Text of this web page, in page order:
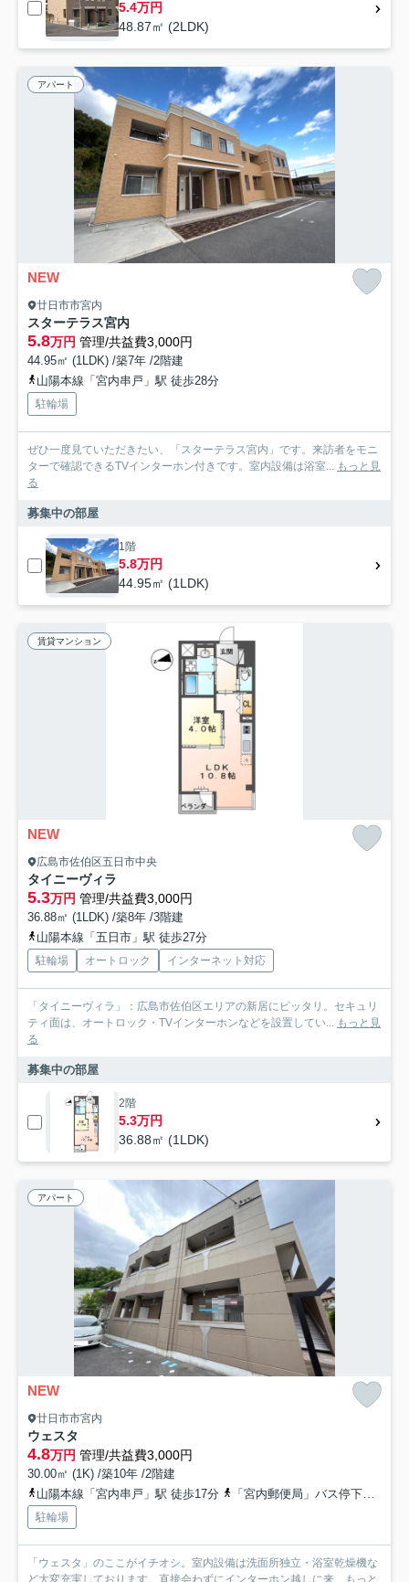
5.4万円
48.87㎡ (2LDK)
アパート
NEW
廿日市市宮内
スターテラス宮内
5.8万円 管理/共益費3,000円
44.95㎡ (1LDK) /築7年 /2階建
山陽本線「宮内串戸」駅 徒歩28分
駐輪場
ぜひ一度見ていただきたい、「スターテラス宮内」です。来訪者をモニ
ターで確認できるTVインターホン付きです。室内設備は浴室... もっと見
る
募集中の部屋
1階
5.8万円
44.95㎡ (1LDK)
賃貸マンション
NEW
広島市佐伯区五日市中央
タイニーヴィラ
5.3万円 管理/共益費3,000円
36.88㎡ (1LDK) /築8年 /3階建
山陽本線「五日市」駅 徒歩27分
駐輪場 オートロック インターネット対応
「タイニーヴィラ」：広島市佐伯区エリアの新居にピッタリ。セキュリ
ティ面は、オートロック・TVインターホンなどを設置してい... もっと見
る
募集中の部屋
2階
5.3万円
36.88㎡ (1LDK)
アパート
NEW
廿日市市宮内
ウェスタ
4.8万円 管理/共益費3,000円
30.00㎡ (1K) /築10年 /2階建
山陽本線「宮内串戸」駅 徒歩17分
「宮内郵便局」バス停下車 徒歩5分
駐輪場
「ウェスタ」のここがイチオシ。室内設備は洗面所独立・浴室乾燥機な
ど大変充実しております。直接会わずにインターホン越しに来...
もっと